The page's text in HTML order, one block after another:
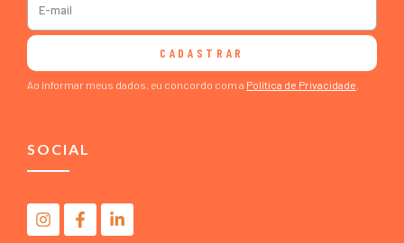
CADASTRAR
Ao informar meus dados, eu concordo com a Política de Privacidade
SOCIAL